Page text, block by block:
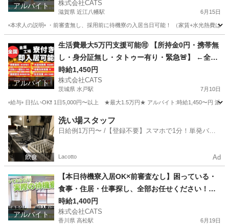
アルバイト 株式会社CATS
滋賀県 近江八幡駅 6月15日
▫️本求人の説明▫️ ・前審査無し、採用前に待機寮の入居当日可能！ （家賃+水光熱費は
近江八幡市 近江八幡駅 仕分け 時給
アルバイト
生活費最大5万円支援可能🉑 【所持金0円・携帯無
し・身分証無し・タトゥー有り・緊急🚨】 ←全て
応募OKです★工場内軽作業スタッフ（アルバイ
ト・派遣・契約社員）-水戸
時給1,450円
株式会社CATS
茨城県 水戸駅 7月10日
▫️給与▫️ 日払いOK❗️ 1日5,000円〜以上 ★最大1.5万円★ アルバイト:時給1,450〜円 派
茨城 水戸市 水戸駅 仕分け
洗い場スタッフ
日給例1万円〜 /【登録不要】スマホで1分！単発バイ
Lacotto Ad
アルバイト
【本日待機寮入居OK×前審査なし】困っている・
食事・住居・仕事探し、全部お任せください！◎
完全サポート版◎軽作業-高松
時給1,400円
株式会社CATS
香川県 高松駅 6月19日